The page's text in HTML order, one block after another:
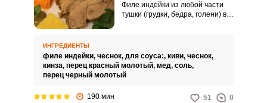
Филе индейки из любой части
тушки (грудки, бедра, голени) в
этом варианте филе маринуем в
соусе с киви с пряностями,
который мясо сделает мягким,
ИНГРЕДИЕНТЫ
филе индейки, чеснок, для соуса:, киви, чеснок,
кинза, перец красный молотый, мед, соль,
перец черный молотый
190 мин 51 0
Войдите
с помощью социальных сетей:
или